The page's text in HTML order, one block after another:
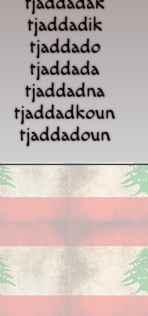
tjaddadik
tjaddado
tjaddada
tjaddadna
tjaddadkoun
tjaddadoun